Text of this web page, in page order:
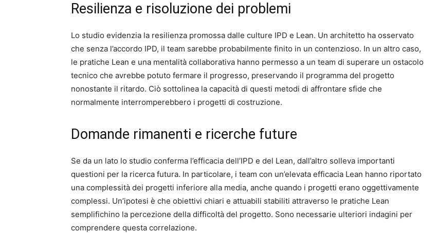
Resilienza e risoluzione dei problemi
Lo studio evidenzia la resilienza promossa dalle culture IPD e Lean. Un architetto ha osservato
che senza l’accordo IPD, il team sarebbe probabilmente finito in un contenzioso. In un altro caso,
le pratiche Lean e una mentalità collaborativa hanno permesso a un team di superare un ostacolo
tecnico che avrebbe potuto fermare il progresso, preservando il programma del progetto
nonostante il ritardo. Ciò sottolinea la capacità di questi metodi di affrontare sfide che
normalmente interromperebbero i progetti di costruzione.
Domande rimanenti e ricerche future
Se da un lato lo studio conferma l’efficacia dell’IPD e del Lean, dall’altro solleva importanti
questioni per la ricerca futura. In particolare, i team con un’elevata efficacia Lean hanno riportato
una complessità dei progetti inferiore alla media, anche quando i progetti erano oggettivamente
complessi. Un’ipotesi è che obiettivi chiari e attuabili stabiliti attraverso le pratiche Lean
semplifichino la percezione della difficoltà del progetto. Sono necessarie ulteriori indagini per
comprendere questa correlazione.